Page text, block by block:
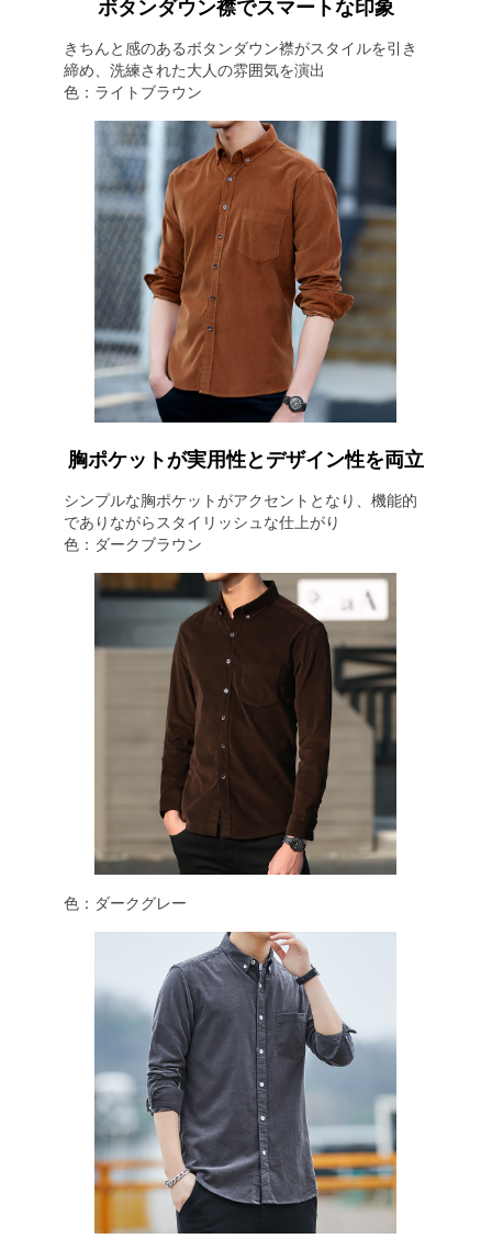
ボタンダウン襟でスマートな印象
きちんと感のあるボタンダウン襟がスタイルを引き
締め、洗練された大人の雰囲気を演出
色：ライトブラウン
胸ポケットが実用性とデザイン性を両立
シンプルな胸ポケットがアクセントとなり、機能的
でありながらスタイリッシュな仕上がり
色：ダークブラウン
色：ダークグレー